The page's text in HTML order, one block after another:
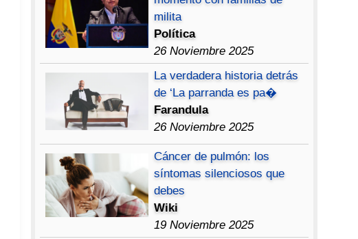
milita
Política
26 Noviembre 2025
La verdadera historia detrás
de ‘La parranda es pa�
Farandula
26 Noviembre 2025
Cáncer de pulmón: los
síntomas silenciosos que
debes
Wiki
19 Noviembre 2025